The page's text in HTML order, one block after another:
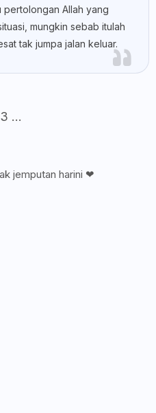
pertolongan Allah yang
mungkin sebab itulah
tak jumpa jalan keluar.
...
jemputan harini ❤